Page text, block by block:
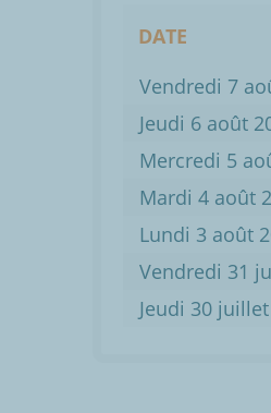
DATE
Vendredi 7
Jeudi 6 août
Mercredi 5
Mardi 4 août
Lundi 3 août
Vendredi 31
Jeudi 30